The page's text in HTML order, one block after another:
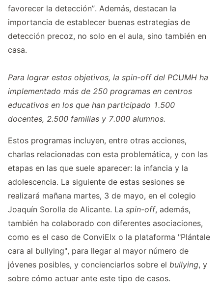
favorecer la detección”. Además, destacan la
importancia de establecer buenas estrategias de
detección precoz, no solo en el aula, sino también en
casa.
Para lograr estos objetivos, la spin-off del PCUMH ha
implementado más de 250 programas en centros
educativos en los que han participado 1.500
docentes, 2.500 familias y 7.000 alumnos.
Estos programas incluyen, entre otras acciones,
charlas relacionadas con esta problemática, y con las
etapas en las que suele aparecer: la infancia y la
adolescencia. La siguiente de estas sesiones se
realizará mañana martes, 3 de mayo, en el colegio
Joaquín Sorolla de Alicante. La spin-off, además,
también ha colaborado con diferentes asociaciones,
como es el caso de ConviElx o la plataforma "Plántale
cara al bullying", para llegar al mayor número de
jóvenes posibles, y concienciarlos sobre el bullying, y
sobre cómo actuar ante este tipo de casos.